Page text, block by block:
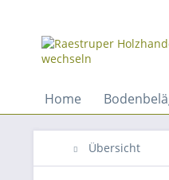
Home
Übersicht